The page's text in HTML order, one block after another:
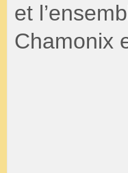
et
Chamonix